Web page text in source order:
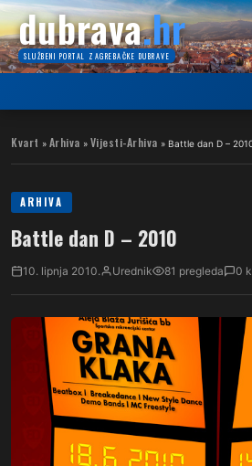
dubrava.hr
SLUŽBENI PORTAL ZAGREBAČKE DUBRAVE
Kvart » Arhiva » Vijesti-Arhiva » Battle dan D –
ARHIVA
Battle dan D – 2010
10. lipnja 2010. Urednik 81 pregleda 0